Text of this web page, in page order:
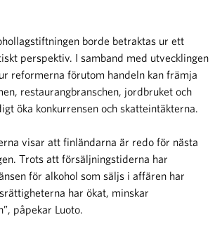
borde betraktas ur ett
perspektiv. I samband med utvecklingen
reformerna förutom handeln kan främja
restaurangbranschen, jordbruket och
öka konkurrensen och skatteintäkterna.
visar att finländarna är redo för nästa
Trots att försäljningstiderna har
för alkohol som säljs i affären har
har ökat, minskar
påpekar Luoto.